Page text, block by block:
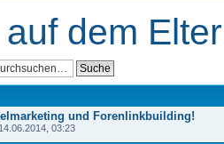
dem
und Forenlinkbuilding!
03:23